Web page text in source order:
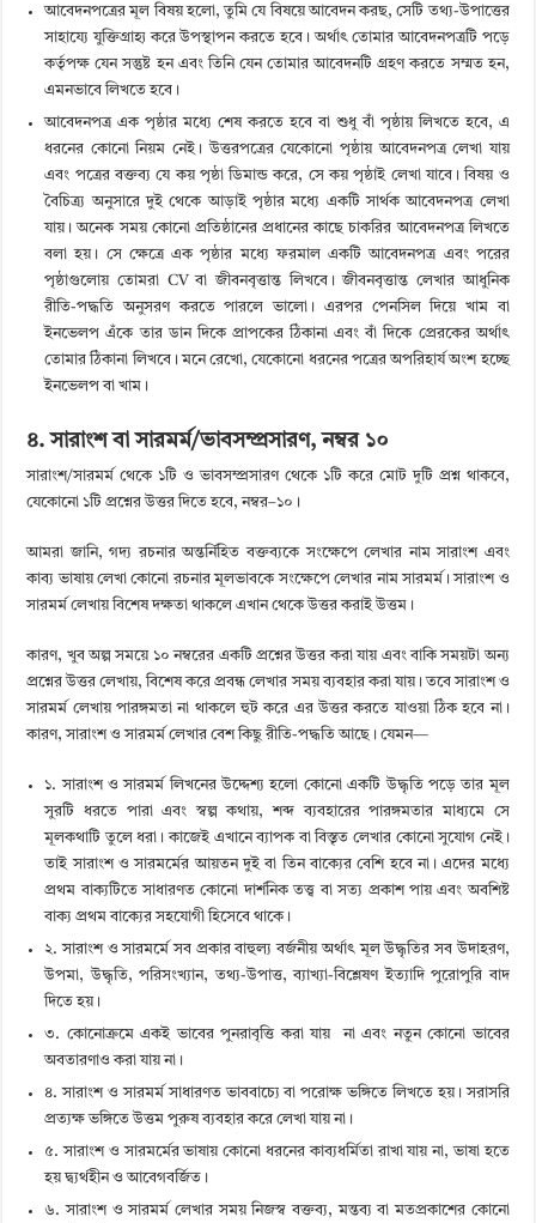
আবেদনপত্রের মূল বিষয় হলো, তুমি যে বিষয়ে আবেদন করছ, সেটি তথ্য-উপাত্তের
সাহায্যে যুক্তিগ্রাহ্য করে উপস্থাপন করতে হবে। অর্থাৎ তোমার আবেদনপত্রটি পড়ে
কর্তৃপক্ষ যেন সন্তুষ্ট হন এবং তিনি যেন তোমার আবেদনটি গ্রহণ করতে সম্মত হন,
এমনভাবে লিখতে হবে।
আবেদনপত্র এক পৃষ্ঠার মধ্যে শেষ করতে হবে বা শুধু বাঁ পৃষ্ঠায় লিখতে হবে, এ
ধরনের কোনো নিয়ম নেই। উত্তরপত্রের যেকোনো পৃষ্ঠায় আবেদনপত্র লেখা যায়
এবং পত্রের বক্তব্য যে কয় পৃষ্ঠা ডিমান্ড করে, সে কয় পৃষ্ঠাই লেখা যাবে। বিষয় ও
বৈচিত্র্য অনুসারে দুই থেকে আড়াই পৃষ্ঠার মধ্যে একটি সার্থক আবেদনপত্র লেখা
যায়। অনেক সময় কোনো প্রতিষ্ঠানের প্রধানের কাছে চাকরির আবেদনপত্র লিখতে
বলা হয়। সে ক্ষেত্রে এক পৃষ্ঠার মধ্যে ফরমাল একটি আবেদনপত্র এবং পরের
পৃষ্ঠাগুলোয় তোমরা CV বা জীবনবৃত্তান্ত লিখবে। জীবনবৃত্তান্ত লেখার আধুনিক
রীতি-পদ্ধতি অনুসরণ করতে পারলে ভালো। এরপর পেনসিল দিয়ে খাম বা
ইনভেলপ এঁকে তার ডান দিকে প্রাপকের ঠিকানা এবং বাঁ দিকে প্রেরকের অর্থাৎ
তোমার ঠিকানা লিখবে। মনে রেখো, যেকোনো ধরনের পত্রের অপরিহার্য অংশ হচ্ছে
ইনভেলপ বা খাম।
৪. সারাংশ বা সারমর্ম/ভাবসম্প্রসারণ, নম্বর ১০
সারাংশ/সারমর্ম থেকে ১টি ও ভাবসম্প্রসারণ থেকে ১টি করে মোট দুটি প্রশ্ন থাকবে,
যেকোনো ১টি প্রশ্নের উত্তর দিতে হবে, নম্বর–১০।
আমরা জানি, গদ্য রচনার অন্তর্নিহিত বক্তব্যকে সংক্ষেপে লেখার নাম সারাংশ এবং
কাব্য ভাষায় লেখা কোনো রচনার মূলভাবকে সংক্ষেপে লেখার নাম সারমর্ম। সারাংশ ও
সারমর্ম লেখায় বিশেষ দক্ষতা থাকলে এখান থেকে উত্তর করাই উত্তম।
কারণ, খুব অল্প সময়ে ১০ নম্বরের একটি প্রশ্নের উত্তর করা যায় এবং বাকি সময়টা অন্য
প্রশ্নের উত্তর লেখায়, বিশেষ করে প্রবন্ধ লেখার সময় ব্যবহার করা যায়। তবে সারাংশ ও
সারমর্ম লেখায় পারঙ্গমতা না থাকলে হুট করে এর উত্তর করতে যাওয়া ঠিক হবে না।
কারণ, সারাংশ ও সারমর্ম লেখার বেশ কিছু রীতি-পদ্ধতি আছে। যেমন—
১. সারাংশ ও সারমর্ম লিখনের উদ্দেশ্য হলো কোনো একটি উদ্ধৃতি পড়ে তার মূল
সুরটি ধরতে পারা এবং স্বল্প কথায়, শব্দ ব্যবহারের পারঙ্গমতার মাধ্যমে সে
মূলকথাটি তুলে ধরা। কাজেই এখানে ব্যাপক বা বিস্তৃত লেখার কোনো সুযোগ নেই।
তাই সারাংশ ও সারমর্মের আয়তন দুই বা তিন বাক্যের বেশি হবে না। এদের মধ্যে
প্রথম বাক্যটিতে সাধারণত কোনো দার্শনিক তত্ত্ব বা সত্য প্রকাশ পায় এবং অবশিষ্ট
বাক্য প্রথম বাক্যের সহযোগী হিসেবে থাকে।
২. সারাংশ ও সারমর্মে সব প্রকার বাহুল্য বর্জনীয় অর্থাৎ মূল উদ্ধৃতির সব উদাহরণ,
উপমা, উদ্ধৃতি, পরিসংখ্যান, তথ্য-উপাত্ত, ব্যাখ্যা-বিশ্লেষণ ইত্যাদি পুরোপুরি বাদ
দিতে হয়।
৩. কোনোক্রমে একই ভাবের পুনরাবৃত্তি করা যায় না এবং নতুন কোনো ভাবের
অবতারণাও করা যায় না।
৪. সারাংশ ও সারমর্ম সাধারণত ভাববাচ্যে বা পরোক্ষ ভঙ্গিতে লিখতে হয়। সরাসরি
প্রত্যক্ষ ভঙ্গিতে উত্তম পুরুষ ব্যবহার করে লেখা যায় না।
৫. সারাংশ ও সারমর্মের ভাষায় কোনো ধরনের কাব্যধর্মিতা রাখা যায় না, ভাষা হতে
হয় দ্ব্যর্থহীন ও আবেগবর্জিত।
৬. সারাংশ ও সারমর্ম লেখার সময় নিজস্ব বক্তব্য, মন্তব্য বা মতপ্রকাশের কোনো